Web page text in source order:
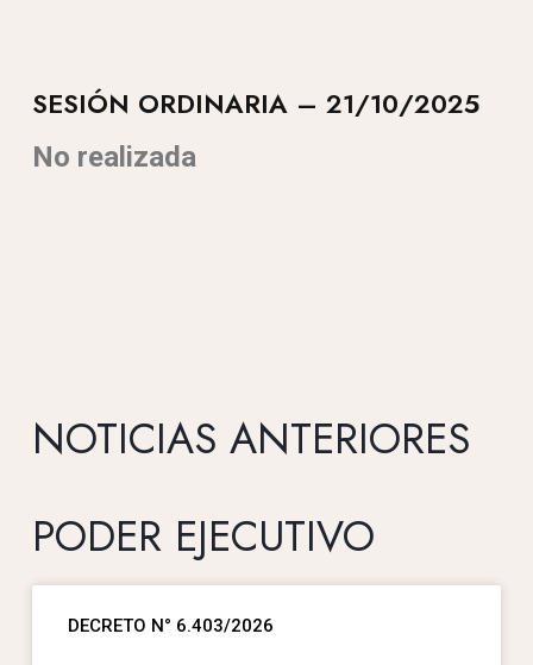
SESIÓN ORDINARIA – 21/10/2025
No realizada
NOTICIAS ANTERIORES
PODER EJECUTIVO
DECRETO N° 6.403/2026